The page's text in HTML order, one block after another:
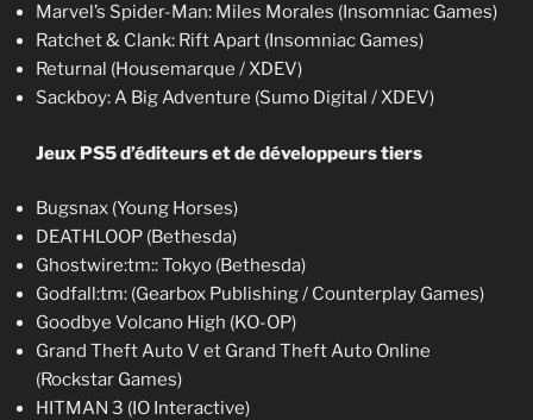
Marvel’s Spider-Man: Miles Morales (Insomniac Games)
Ratchet & Clank: Rift Apart (Insomniac Games)
Returnal (Housemarque / XDEV)
Sackboy: A Big Adventure (Sumo Digital / XDEV)
Jeux PS5 d’éditeurs et de développeurs tiers
Bugsnax (Young Horses)
DEATHLOOP (Bethesda)
Ghostwire:tm:: Tokyo (Bethesda)
Godfall:tm: (Gearbox Publishing / Counterplay Games)
Goodbye Volcano High (KO-OP)
Grand Theft Auto V et Grand Theft Auto Online
(Rockstar Games)
HITMAN 3 (IO Interactive)